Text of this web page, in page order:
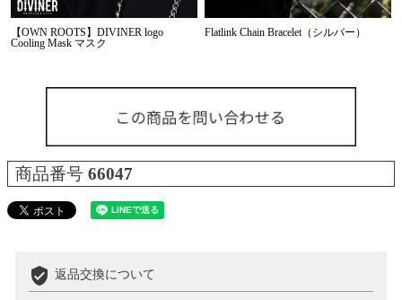
【OWN ROOTS】DIVINER logo
Cooling Mask マスク
Flatlink Chain Bracelet（シルバー）
商品番号 66047
verified_user 返品交換について